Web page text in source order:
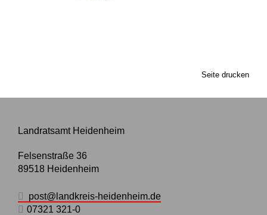
Seite drucken
Landratsamt Heidenheim
Felsenstraße 36
89518 Heidenheim
post@landkreis-heidenheim.de
07321 321-0